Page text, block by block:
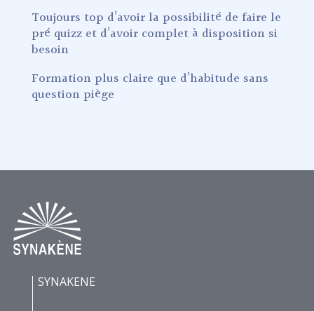
Toujours top d’avoir la possibilité de faire le
pré quizz et d’avoir complet à disposition si
besoin
Formation plus claire que d’habitude sans
question piège
SYNAKENE